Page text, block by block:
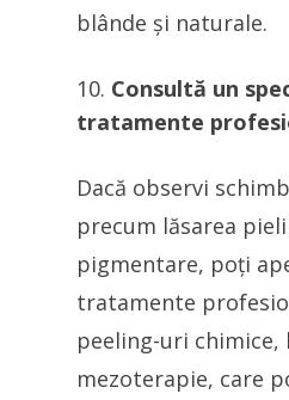
blânde și naturale.
Consultă un
tratamente
Dacă observi
precum lăsarea
pigmentare, poți
tratamente
peeling-uri chimice,
mezoterapie, care